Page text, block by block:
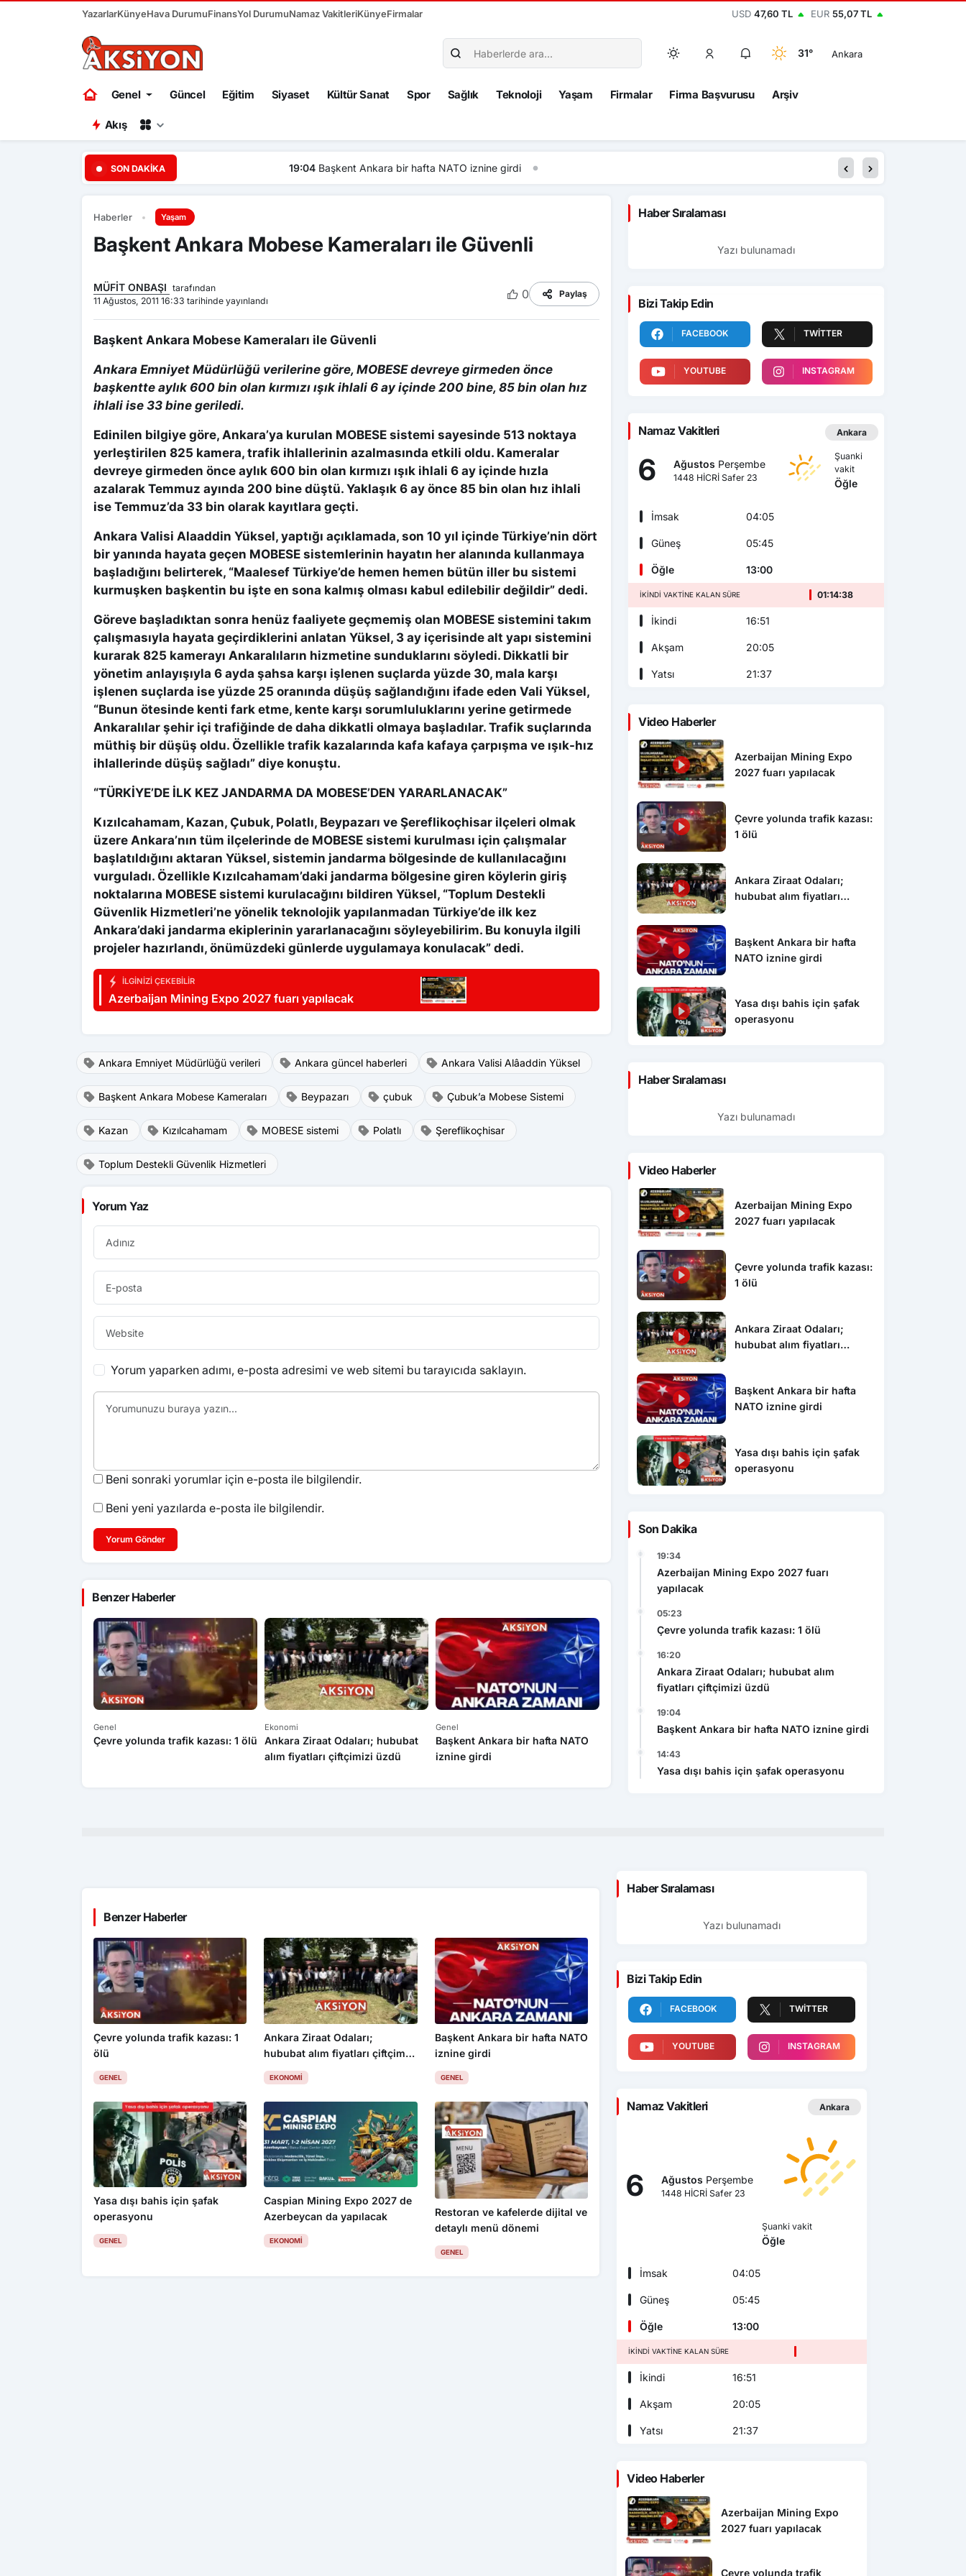
YazarlarKünyeHava DurumuFinansYol DurumuNamaz VakitleriKünyeFirmalar USD 47,60 TL EUR 55,07 TL
31° Ankara
Genel Güncel Eğitim Siyaset Kültür Sanat Spor Sağlık Teknoloji Yaşam Firmalar Firma Başvurusu Arşiv
Akış
SON DAKIKA Başkent Ankara bir hafta NATO iznine girdi
Haberler Yaşam
Başkent Ankara Mobese Kameraları ile Güvenli
MÜFİT ONBAŞI tarafından
11 Ağustos, 2011 16:33 tarihinde yayınlandı
0 Paylaş
Başkent Ankara Mobese Kameraları ile Güvenli
Ankara Emniyet Müdürlüğü verilerine göre, MOBESE devreye girmeden önce
başkentte aylık 600 bin olan kırmızı ışık ihlali 6 ay içinde 200 bine, 85 bin olan hız
ihlali ise 33 bine geriledi.
Edinilen bilgiye göre, Ankara’ya kurulan MOBESE sistemi sayesinde 513 noktaya
yerleştirilen 825 kamera, trafik ihlallerinin azalmasında etkili oldu. Kameralar
devreye girmeden önce aylık 600 bin olan kırmızı ışık ihlali 6 ay içinde hızla
azalarak Temmuz ayında 200 bine düştü. Yaklaşık 6 ay önce 85 bin olan hız ihlali
ise Temmuz’da 33 bin olarak kayıtlara geçti.
Ankara Valisi Alaaddin Yüksel, yaptığı açıklamada, son 10 yıl içinde Türkiye’nin dört
bir yanında hayata geçen MOBESE sistemlerinin hayatın her alanında kullanmaya
başladığını belirterek, “Maalesef Türkiye’de hemen hemen bütün iller bu sistemi
kurmuşken başkentin bu işte en sona kalmış olması kabul edilebilir değildir” dedi.
Göreve başladıktan sonra henüz faaliyete geçmemiş olan MOBESE sistemini takım
çalışmasıyla hayata geçirdiklerini anlatan Yüksel, 3 ay içerisinde alt yapı sistemini
kurarak 825 kamerayı Ankaralıların hizmetine sunduklarını söyledi. Dikkatli bir
yönetim anlayışıyla 6 ayda şahsa karşı işlenen suçlarda yüzde 30, mala karşı
işlenen suçlarda ise yüzde 25 oranında düşüş sağlandığını ifade eden Vali Yüksel,
“Bunun ötesinde kenti fark etme, kente karşı sorumluluklarını yerine getirmede
Ankaralılar şehir içi trafiğinde de daha dikkatli olmaya başladılar. Trafik suçlarında
müthiş bir düşüş oldu. Özellikle trafik kazalarında kafa kafaya çarpışma ve ışık-hız
ihlallerinde düşüş sağladı” diye konuştu.
“TÜRKİYE’DE İLK KEZ JANDARMA DA MOBESE’DEN YARARLANACAK”
Kızılcahamam, Kazan, Çubuk, Polatlı, Beypazarı ve Şereflikoçhisar ilçeleri olmak
üzere Ankara’nın tüm ilçelerinde de MOBESE sistemi kurulması için çalışmalar
başlatıldığını aktaran Yüksel, sistemin jandarma bölgesinde de kullanılacağını
vurguladı. Özellikle Kızılcahamam’daki jandarma bölgesine giren köylerin giriş
noktalarına MOBESE sistemi kurulacağını bildiren Yüksel, “Toplum Destekli
Güvenlik Hizmetleri’ne yönelik teknolojik yapılanmadan Türkiye’de ilk kez
Ankara’daki jandarma ekiplerinin yararlanacağını söyleyebilirim. Bu konuyla ilgili
projeler hazırlandı, önümüzdeki günlerde uygulamaya konulacak” dedi.
İLGINIZI ÇEKEBILIR
Azerbaijan Mining Expo 2027 fuarı yapılacak
Ankara Emniyet Müdürlüğü verileri Ankara güncel haberleri Ankara Valisi Alâaddin Yüksel
Başkent Ankara Mobese Kameraları Beypazarı çubuk Çubuk’a Mobese Sistemi
Kazan Kızılcahamam MOBESE sistemi Polatlı Şereflikoçhisar
Toplum Destekli Güvenlik Hizmetleri
Yorum Yaz
Yorum yaparken adımı, e-posta adresimi ve web sitemi bu tarayıcıda saklayın.
Beni sonraki yorumlar için e-posta ile bilgilendir.
Beni yeni yazılarda e-posta ile bilgilendir.
Yorum Gönder
Benzer Haberler
Genel
Çevre yolunda trafik kazası: 1 ölü
Ekonomi
Ankara Ziraat Odaları; hububat
alım fiyatları çiftçimizi üzdü
Genel
Başkent Ankara bir hafta NATO
iznine girdi
operasyonu
Ekonomi
Haber Sıralaması
Yazı bulunamadı
Bizi Takip Edin
FACEBOOK TWITTER
YOUTUBE INSTAGRAM
Namaz Vakitleri Ankara
6 Ağustos Perşembe
1448 HİCRİ Safer 23
Şuanki
vakit
Öğle
İmsak 04:05
Güneş 05:45
Öğle 13:00
İKINDI VAKTINE KALAN SÜRE 01:14:36
İkindi 16:51
Akşam 20:05
Yatsı 21:37
Video Haberler
Azerbaijan Mining Expo
2027 fuarı yapılacak
Çevre yolunda trafik kazası:
1 ölü
Ankara Ziraat Odaları;
hububat alım fiyatları
Başkent Ankara bir hafta
NATO iznine girdi
Yasa dışı bahis için şafak
operasyonu
Haber Sıralaması
Yazı bulunamadı
Video Haberler
Azerbaijan Mining Expo
2027 fuarı yapılacak
Çevre yolunda trafik kazası:
1 ölü
Ankara Ziraat Odaları;
hububat alım fiyatları
Başkent Ankara bir hafta
NATO iznine girdi
Yasa dışı bahis için şafak
operasyonu
Son Dakika
19:34
Azerbaijan Mining Expo 2027 fuarı
yapılacak
05:23
Çevre yolunda trafik kazası: 1 ölü
16:20
Ankara Ziraat Odaları; hububat alım
fiyatları çiftçimizi üzdü
19:04
Başkent Ankara bir hafta NATO iznine girdi
14:43
Yasa dışı bahis için şafak operasyonu
Benzer Haberler
Çevre yolunda trafik kazası: 1
ölü
GENEL
Ankara Ziraat Odaları;
hububat alım fiyatları çiftçimizi
üzdü
EKONOMI
Başkent Ankara bir hafta NATO
iznine girdi
GENEL
Yasa dışı bahis için şafak
operasyonu
GENEL
Caspian Mining Expo 2027 de
Azerbeycan da yapılacak
EKONOMI
Restoran ve kafelerde dijital ve
detaylı menü dönemi
GENEL
Haber Sıralaması
Yazı bulunamadı
Bizi Takip Edin
FACEBOOK TWITTER
YOUTUBE INSTAGRAM
Namaz Vakitleri Ankara
6 Ağustos Perşembe
1448 HİCRİ Safer 23
Şuanki vakit
Öğle
İmsak 04:05
Güneş 05:45
Öğle 13:00
İKINDI VAKTINE KALAN SÜRE
İkindi 16:51
Akşam 20:05
Yatsı 21:37
Video Haberler
Azerbaijan Mining Expo
2027 fuarı yapılacak
Çevre yolunda trafik